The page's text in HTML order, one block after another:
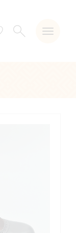
Verlanglijst
ZOEKEN